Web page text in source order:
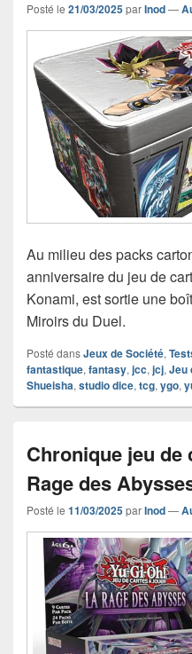
Posté le 21/03/2025parInod—
Au milieu des packs
anniversaire du jeu de
Konami, est sortie une
Miroirs du Duel.
Posté dansJeux de Société,
fantastique,fantasy,jcc,jcj,Jeu
Shueisha,studio dice,tcg,ygo,
Chronique jeu de
Rage des
Posté le 11/03/2025parInod—